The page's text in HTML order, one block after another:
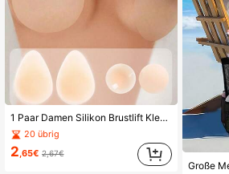
1 Paar Damen Silikon Brustlift Klebeband, ultradünnes reines Silikon Lifting Support unsichtbar rückenfrei Brustlift Klebstoff
20 übrig
2,65€ 2,67€